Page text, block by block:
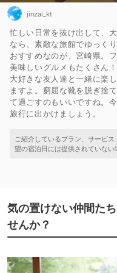
jinzai_kt
忙しい日常を抜け出して、
なら、素敵な旅館でゆっく
おすすめなのが、宮崎県。
美味しいグルメもたくさん
大好きな友人達と一緒に楽
ますよ。窮屈な靴を脱ぎ捨
て過ごすのもいいですね。
旅行に出かけましょう。
気の置けない仲間た
せんか？